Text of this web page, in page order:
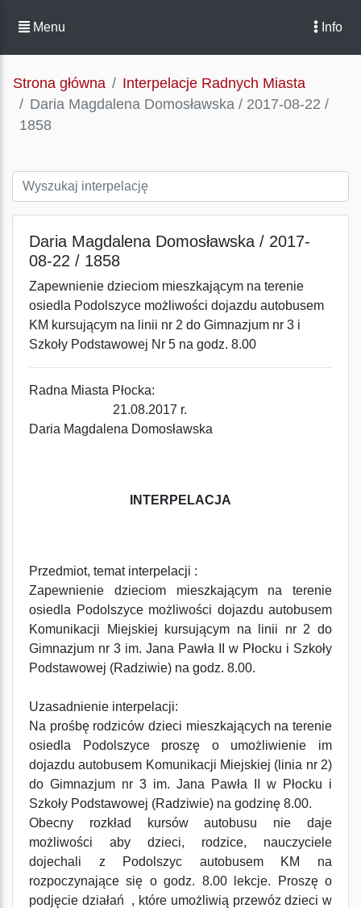
Menu Info
Strona główna
Interpelacje Radnych Miasta
Daria Magdalena Domosławska / 2017-08-22 /
1858
Daria Magdalena Domosławska / 2017-
08-22 / 1858
Zapewnienie dzieciom mieszkającym na terenie
osiedla Podolszyce możliwości dojazdu autobusem
KM kursującym na linii nr 2 do Gimnazjum nr 3 i
Szkoły Podstawowej Nr 5 na godz. 8.00
Radna Miasta Płocka:
21.08.2017 r.
Daria Magdalena Domosławska
INTERPELACJA
Przedmiot, temat interpelacji :
Zapewnienie dzieciom mieszkającym na terenie
osiedla Podolszyce możliwości dojazdu autobusem
Komunikacji Miejskiej kursującym na linii nr 2 do
Gimnazjum nr 3 im. Jana Pawła II w Płocku i Szkoły
Podstawowej (Radziwie) na godz. 8.00.
Uzasadnienie interpelacji:
Na prośbę rodziców dzieci mieszkających na terenie
osiedla Podolszyce proszę o umożliwienie im
dojazdu autobusem Komunikacji Miejskiej (linia nr 2)
do Gimnazjum nr 3 im. Jana Pawła II w Płocku i
Szkoły Podstawowej (Radziwie) na godzinę 8.00.
Obecny rozkład kursów autobusu nie daje
możliwości aby dzieci, rodzice, nauczyciele
dojechali z Podolszyc autobusem KM na
rozpoczynające się o godz. 8.00 lekcje. Proszę o
podjęcie działań , które umożliwią przewóz dzieci w